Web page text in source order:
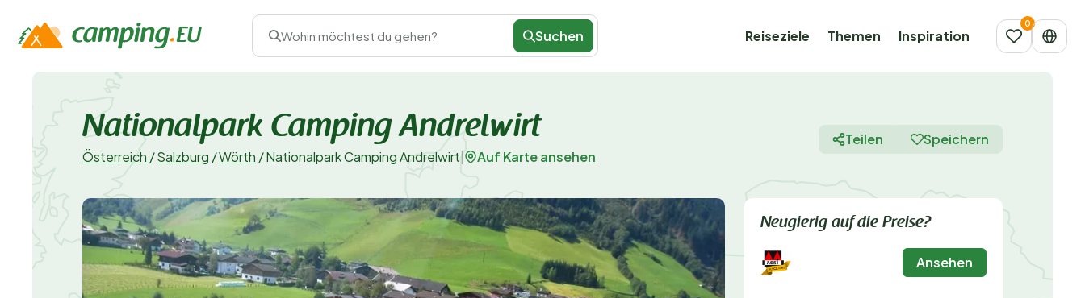
Wohin möchtest du gehen? Suchen Reiseziele Themen Inspiration
Nationalpark Camping Andrelwirt
Österreich /Salzburg /Wörth /Nationalpark Camping Andrelwirt Auf Karte ansehen
Teilen Speichern
Neugierig auf die Preise?
Ansehen